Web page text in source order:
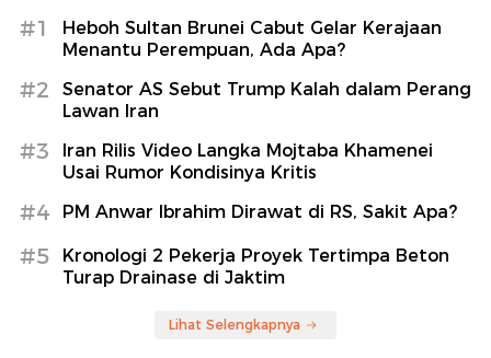
#1
Heboh Sultan Brunei Cabut Gelar Kerajaan
Menantu Perempuan, Ada Apa?
#2
Senator AS Sebut Trump Kalah dalam Perang
Lawan Iran
#3
Iran Rilis Video Langka Mojtaba Khamenei
Usai Rumor Kondisinya Kritis
#4 PM Anwar Ibrahim Dirawat di RS, Sakit Apa?
#5
Kronologi 2 Pekerja Proyek Tertimpa Beton
Turap Drainase di Jaktim
Lihat Selengkapnya